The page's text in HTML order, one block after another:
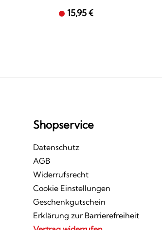
15,95 €
Shopservice
Datenschutz
AGB
Widerrufsrecht
Cookie Einstellungen
Geschenkgutschein
Erklärung zur Barrierefreiheit